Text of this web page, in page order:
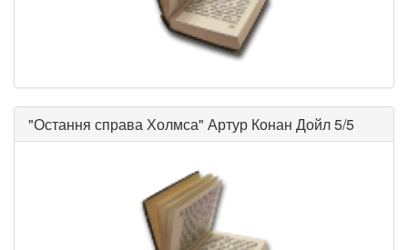
"Остання справа Холмса" Артур Конан Дойл5/5